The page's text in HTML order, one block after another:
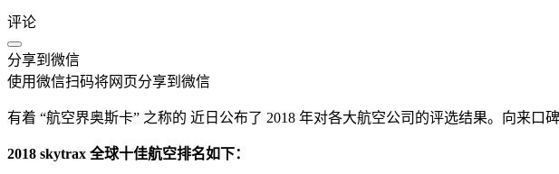
评论
分享到微信
使用微信扫码将网页分享到微信
有着 “航空界奥斯卡” 之称的 近日公布了 2018 年对各大航空公司的评选结果。向来
2018 skytrax 全球十佳航空排名如下：